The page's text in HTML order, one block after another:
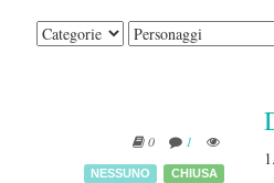
0 1
NESSUNO CHIUSA